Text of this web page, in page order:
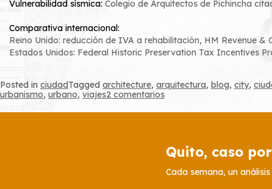
Vulnerabilidad sísmica: Colegio de Arquitectos de Pichincha
Comparativa internacional:
Reino Unido: reducción de IVA a rehabilitación, HM Revenue &
Estados Unidos: Federal Historic Preservation Tax Incentives
Posted in ciudadTagged architecture, arquitectura, blog, city,
urbanismo, urbano, viajes2 comentariosen
#4
Quito, caso
Cada semana, un